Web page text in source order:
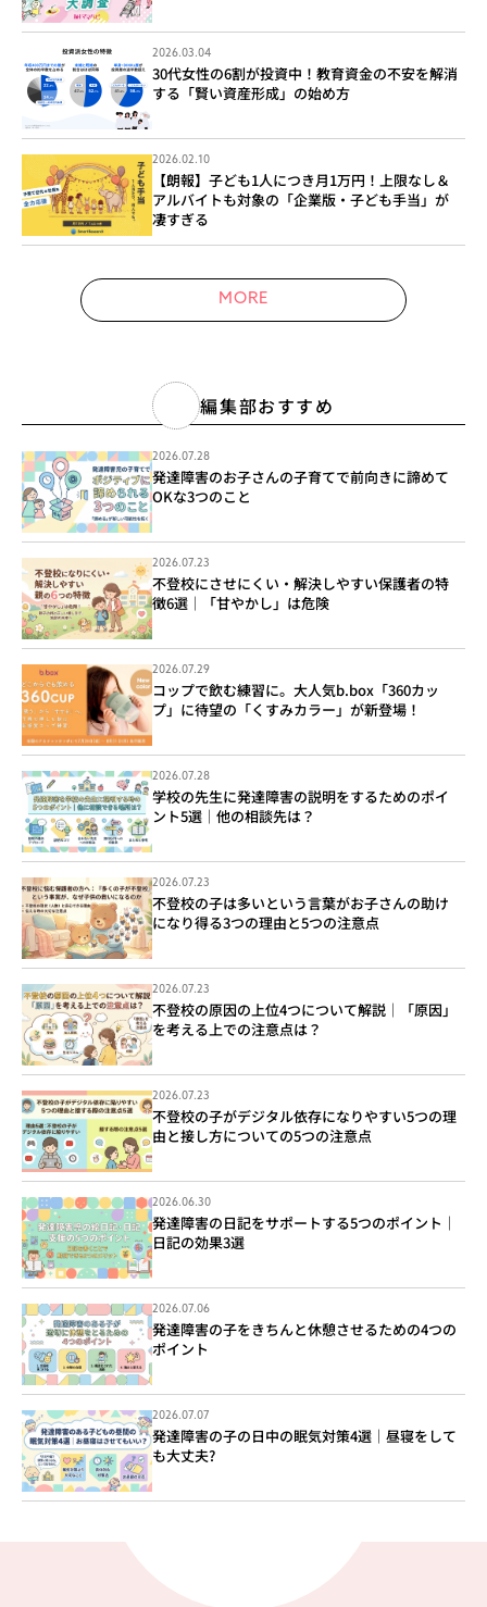
2026.03.04
30代女性の6割が投資中！教育資金の不安を解消
する「賢い資産形成」の始め方
2026.02.10
【朗報】子ども1人につき月1万円！上限なし＆
アルバイトも対象の「企業版・子ども手当」が
凄すぎる
MORE
編集部おすすめ
2026.07.28
発達障害のお子さんの子育てで前向きに諦めて
OKな3つのこと
2026.07.23
不登校にさせにくい・解決しやすい保護者の特
徴6選｜「甘やかし」は危険
2026.07.29
コップで飲む練習に。大人気b.box「360カッ
プ」に待望の「くすみカラー」が新登場！
2026.07.28
学校の先生に発達障害の説明をするためのポイ
ント5選｜他の相談先は？
2026.07.23
不登校の子は多いという言葉がお子さんの助け
になり得る3つの理由と5つの注意点
2026.07.23
不登校の原因の上位4つについて解説｜「原因」
を考える上での注意点は？
2026.07.23
不登校の子がデジタル依存になりやすい5つの理
由と接し方についての5つの注意点
2026.06.30
発達障害の日記をサポートする5つのポイント｜
日記の効果3選
2026.07.06
発達障害の子をきちんと休憩させるための4つの
ポイント
2026.07.07
発達障害の子の日中の眠気対策4選｜昼寝をして
も大丈夫?